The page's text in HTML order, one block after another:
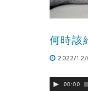
何時該
2022/12/
00:00